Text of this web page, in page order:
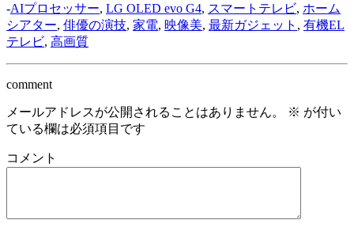
-AIプロセッサー, LG OLED evo G4, スマートテレビ, ホーム
シアター, 俳優の演技, 家電, 映像美, 最新ガジェット , 有機EL
テレビ, 高画質
comment
メールアドレスが公開されることはありません。 ※ が付い
ている欄は必須項目です
コメント